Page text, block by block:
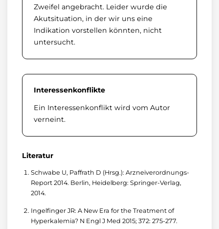
Zweifel angebracht. Leider wurde die
Akutsituation, in der wir uns eine
Indikation vorstellen könnten, nicht
untersucht.
Interessenkonflikte
Ein Interessenkonflikt wird vom Autor
verneint.
Literatur
Schwabe U, Paffrath D (Hrsg.): Arzneiverordnungs-
Report 2014. Berlin, Heidelberg: Springer-Verlag,
2014.
Ingelfinger JR: A New Era for the Treatment of
Hyperkalemia? N Engl J Med 2015; 372: 275-277.